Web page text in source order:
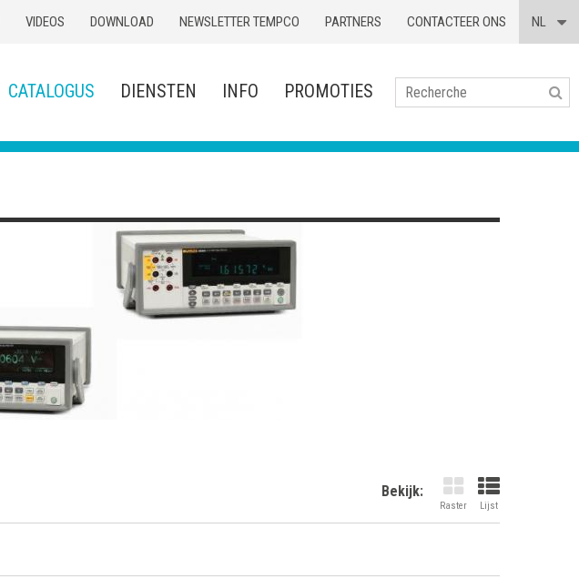
VIDEOS DOWNLOAD NEWSLETTER TEMPCO PARTNERS NL
CONTACTEER ONS
CATALOGUS DIENSTEN INFO PROMOTIES
Bekijk:
Raster Lijst